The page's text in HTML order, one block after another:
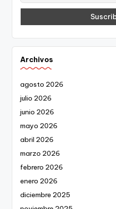
Archivos
agosto 2026
julio 2026
junio 2026
mayo 2026
abril 2026
marzo 2026
febrero 2026
enero 2026
diciembre 2025